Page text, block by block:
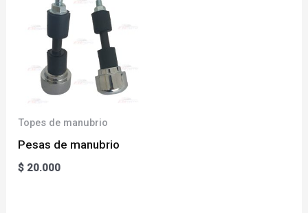
Topes de manubrio
Pesas de manubrio
$ 20.000